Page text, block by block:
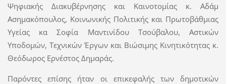
Ψηφιακής Διακυβέρνησης και Καινοτομίας κ. Αδάμ
Ασημακόπουλος, Κοινωνικής Πολιτικής και Πρωτοβάθμιας
Υγείας κα Σοφία Μαντινίδου Τσούβαλου, Αστικών
Υποδομών, Τεχνικών Έργων και Βιώσιμης Κινητικότητας κ.
Θεόδωρος Ερνέστος Δημαράς.
Παρόντες επίσης ήταν οι επικεφαλής των δημοτικών